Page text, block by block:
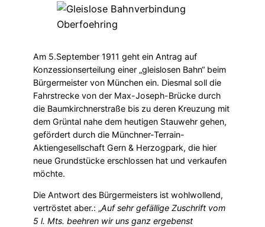
Am 5.September 1911 geht ein Antrag auf
Konzessionserteilung einer „gleislosen Bahn“ beim
Bürgermeister von München ein. Diesmal soll die
Fahrstrecke von der Max-Joseph-Brücke durch
die Baumkirchnerstraße bis zu deren Kreuzung mit
dem Grüntal nahe dem heutigen Stauwehr gehen,
gefördert durch die Münchner-Terrain-
Aktiengesellschaft Gern & Herzogpark, die hier
neue Grundstücke erschlossen hat und verkaufen
möchte.
Die Antwort des Bürgermeisters ist wohlwollend,
vertröstet aber.: „Auf sehr gefällige Zuschrift vom
5 l. Mts. beehren wir uns ganz ergebenst